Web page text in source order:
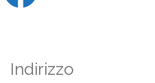
Indirizzo